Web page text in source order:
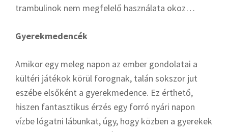
trambulinok nem megfelelő használata okoz…
Gyerekmedencék
Amikor egy meleg napon az ember gondolatai a
kültéri játékok körül forognak, talán sokszor jut
eszébe elsőként a gyerekmedence. Ez érthető,
hiszen fantasztikus érzés egy forró nyári napon
vízbe lógatni lábunkat, úgy, hogy közben a gyerekek